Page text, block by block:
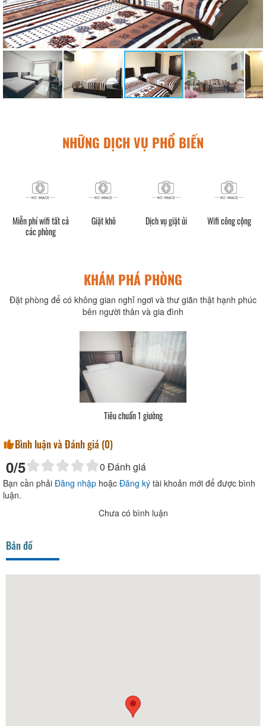
NHỮNG DỊCH VỤ PHỔ BIẾN
Miễn phí wifi tất cả
các phòng
Giặt khô Dịch vụ giặt ủi Wifi công cộng
KHÁM PHÁ PHÒNG
Đặt phòng để có không gian nghỉ ngơi và thư giãn thật hạnh phúc
bên người thân và gia đình
Tiêu chuẩn 1 giường
Bình luận và Đánh giá (0)
0/5 0 Đánh giá
Bạn cần phải Đăng nhập hoặc Đăng ký tài khoản mới để được bình
luận.
Chưa có bình luận
Bản đồ